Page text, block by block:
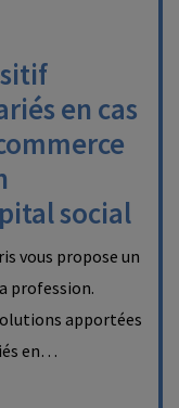
en cas
social
vous propose un
profession.
apportées
en…